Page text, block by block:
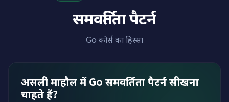
समवर्तिता पैटर्न
Go कोर्स का हिस्सा
असली माहौल में Go समवर्तिता पैटर्न सीखना
चाहते हैं?